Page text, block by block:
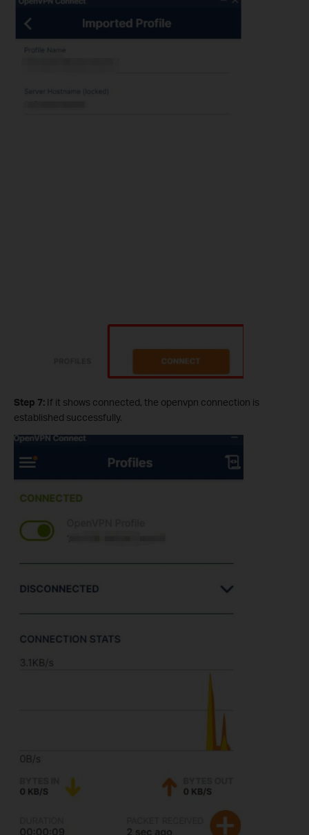
Step 7: If it shows connected, the openvpn connection is
established successfully.